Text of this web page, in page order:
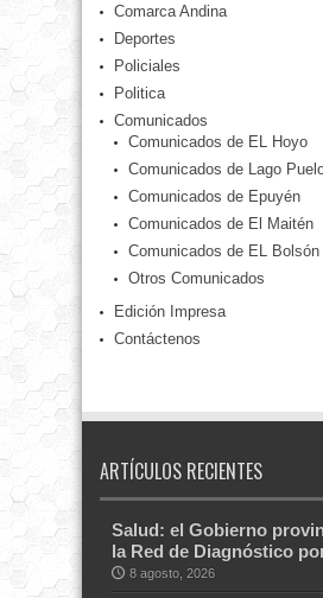
Comarca Andina
Deportes
Policiales
Politica
Comunicados
Comunicados de EL Hoyo
Comunicados de Lago
Comunicados de Epuyén
Comunicados de El Maitén
Comunicados de EL Bolsón
Otros Comunicados
Edición Impresa
Contáctenos
ARTÍCULOS RECIENTES
Salud: el Gobierno
la Red de Diagnóstico
8 agosto, 2026